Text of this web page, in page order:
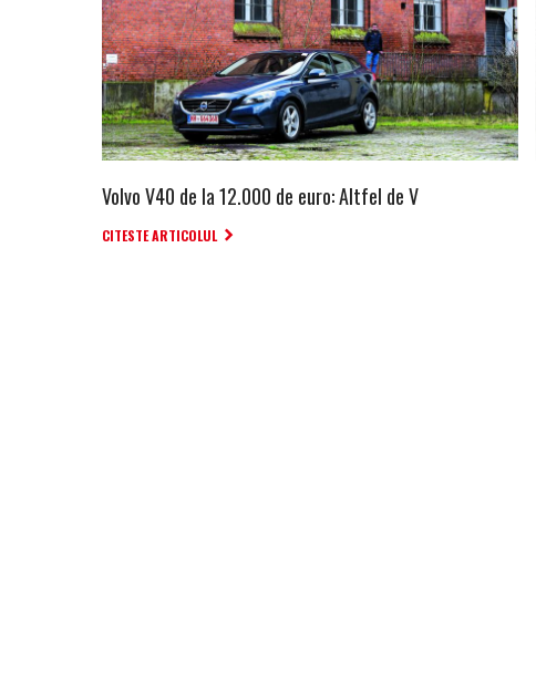
Volvo V40 de la 12.000 de euro: Altfel de V
CITESTE ARTICOLUL